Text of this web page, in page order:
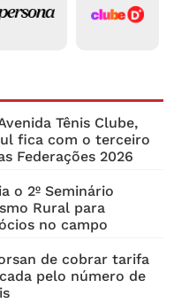
Tênis Clube,
fica com o terceiro
Federações 2026
o 2º Seminário
Rural para
no campo
de cobrar tarifa
pelo número de